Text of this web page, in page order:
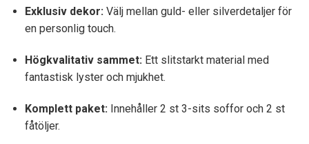
Exklusiv dekor:Välj mellan guld- eller silverdetaljer för
en personlig touch.
Högkvalitativ sammet:Ett slitstarkt material med
fantastisk lyster och mjukhet.
Komplett paket:Innehåller 2 st 3-sits soffor och 2 st
fåtöljer.